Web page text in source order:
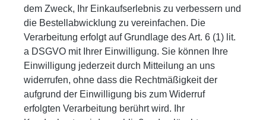
dem Zweck, Ihr Einkaufserlebnis zu verbessern und
die Bestellabwicklung zu vereinfachen. Die
Verarbeitung erfolgt auf Grundlage des Art. 6 (1) lit.
a DSGVO mit Ihrer Einwilligung. Sie können Ihre
Einwilligung jederzeit durch Mitteilung an uns
widerrufen, ohne dass die Rechtmäßigkeit der
aufgrund der Einwilligung bis zum Widerruf
erfolgten Verarbeitung berührt wird. Ihr